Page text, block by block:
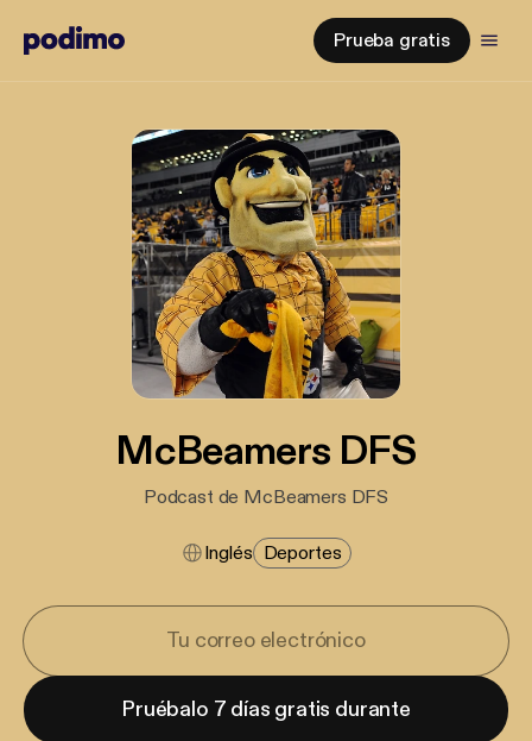
Prueba gratis
McBeamers DFS
Podcast de McBeamers DFS
Inglés Deportes
Pruébalo 7 días gratis durante